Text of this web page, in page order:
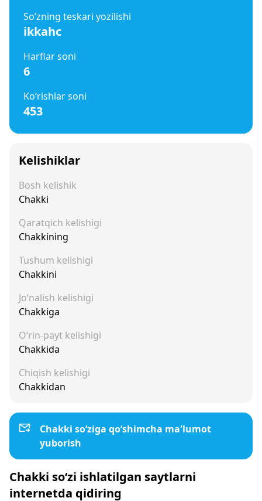
So‘zning teskari yozilishi
ikkahc
Harflar soni
6
Ko‘rishlar soni
453
Kelishiklar
Bosh kelishik
Chakki
Qaratqich kelishigi
Chakkining
Tushum kelishigi
Chakkini
Jo‘nalish kelishigi
Chakkiga
O‘rin-payt kelishigi
Chakkida
Chiqish kelishigi
Chakkidan
Chakki so‘ziga qo‘shimcha ma'lumot
yuborish
Chakki so‘zi ishlatilgan saytlarni
internetda qidiring